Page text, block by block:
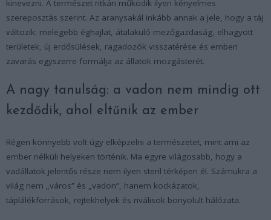
kinevezni. A természet ritkán működik ilyen kényelmes
szereposztás szerint. Az aranysakál inkább annak a jele, hogy a táj
változik: melegebb éghajlat, átalakuló mezőgazdaság, elhagyott
területek, új erdősülések, ragadozók visszatérése és emberi
zavarás egyszerre formálja az állatok mozgásterét.
A nagy tanulság: a vadon nem mindig ott
kezdődik, ahol eltűnik az ember
Régen könnyebb volt úgy elképzelni a természetet, mint ami az
ember nélküli helyeken történik. Ma egyre világosabb, hogy a
vadállatok jelentős része nem ilyen steril térképen él. Számukra a
világ nem „város” és „vadon”, hanem kockázatok,
táplálékforrások, rejtekhelyek és riválisok bonyolult hálózata.